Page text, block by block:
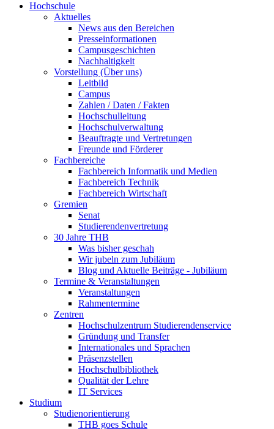
Hochschule
Aktuelles
News aus den Bereichen
Presseinformationen
Campusgeschichten
Nachhaltigkeit
Vorstellung (Über uns)
Leitbild
Campus
Zahlen / Daten / Fakten
Hochschulleitung
Hochschulverwaltung
Beauftragte und Vertretungen
Freunde und Förderer
Fachbereiche
Fachbereich Informatik und Medien
Fachbereich Technik
Fachbereich Wirtschaft
Gremien
Senat
Studierendenvertretung
30 Jahre THB
Was bisher geschah
Wir jubeln zum Jubiläum
Blog und Aktuelle Beiträge - Jubiläum
Termine & Veranstaltungen
Veranstaltungen
Rahmentermine
Zentren
Hochschulzentrum Studierendenservice
Gründung und Transfer
Internationales und Sprachen
Präsenzstellen
Hochschulbibliothek
Qualität der Lehre
IT Services
Studium
Studienorientierung
THB goes Schule